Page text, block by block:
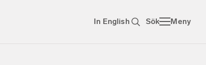
In English Sök Meny